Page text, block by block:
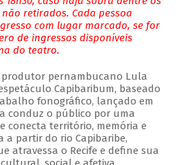
retirados. Cada pessoa
com lugar marcado, se for
de ingressos disponíveis
do teatro.
produtor pernambucano Lula
Capibaribum, baseado
fonográfico, lançado em
conduz o público por uma
conecta território, memória e
a partir do rio Capibaribe,
atravessa o Recife e define sua